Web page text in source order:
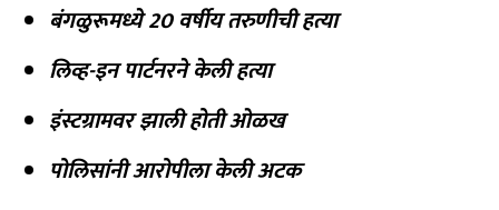
बंगळुरूमध्ये 20 वर्षीय तरुणीची हत्या
लिव्ह-इन पार्टनरने केली हत्या
इंस्टग्रामवर झाली होती ओळख
पोलिसांनी आरोपीला केली अटक